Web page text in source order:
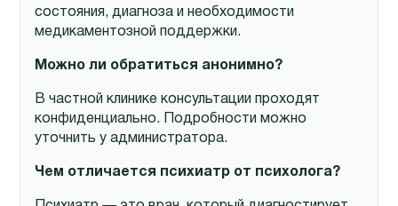
состояния, диагноза и необходимости
медикаментозной поддержки.
Можно ли обратиться анонимно?
В частной клинике консультации проходят
конфиденциально. Подробности можно
уточнить у администратора.
Чем отличается психиатр от психолога?